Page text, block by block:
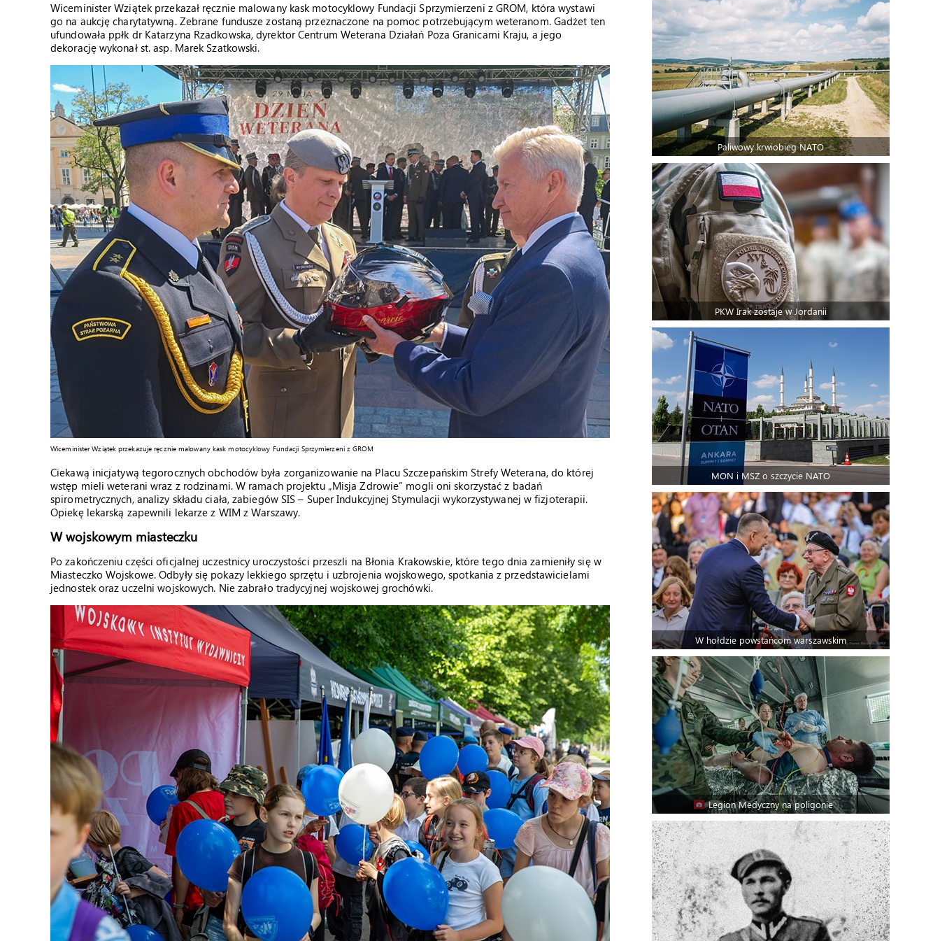
Wiceminister Wziątek przekazał ręcznie malowany kask motocyklowy Fundacji Sprzymierzeni z GROM, która wystawi
go na aukcję charytatywną. Zebrane fundusze zostaną przeznaczone na pomoc potrzebującym weteranom. Gadżet ten
ufundowała ppłk dr Katarzyna Rzadkowska, dyrektor Centrum Weterana Działań Poza Granicami Kraju, a jego
dekorację wykonał st. asp. Marek Szatkowski.
Wiceminister Wziątek przekazuje ręcznie malowany kask motocyklowy Fundacji Sprzymierzeni z GROM
Ciekawą inicjatywą tegorocznych obchodów była zorganizowanie na Placu Szczepańskim Strefy Weterana, do której
wstęp mieli weterani wraz z rodzinami. W ramach projektu „Misja Zdrowie” mogli oni skorzystać z badań
spirometrycznych, analizy składu ciała, zabiegów SIS – Super Indukcyjnej Stymulacji wykorzystywanej w fizjoterapii.
Opiekę lekarską zapewnili lekarze z WIM z Warszawy.
W wojskowym miasteczku
Po zakończeniu części oficjalnej uczestnicy uroczystości przeszli na Błonia Krakowskie, które tego dnia zamieniły się w
Miasteczko Wojskowe. Odbyły się pokazy lekkiego sprzętu i uzbrojenia wojskowego, spotkania z przedstawicielami
jednostek oraz uczelni wojskowych. Nie zabrało tradycyjnej wojskowej grochówki.
Paliwowy krwiobieg NATO
PKW Irak zostaje w Jordanii
MON i MSZ o szczycie NATO
W hołdzie powstańcom warszawskim
Legion Medyczny na poligonie